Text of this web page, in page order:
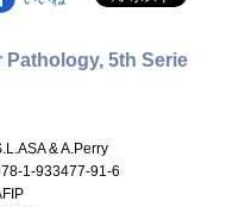
5th Serie
& A.Perry
1-933477-91-6